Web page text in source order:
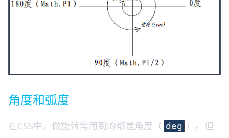
角度和弧度
在CSS中，做旋转常用到的都是角度（ deg ）。但